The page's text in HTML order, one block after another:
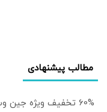
مطالب پیشنهادی
60% تخفیف ویژه جین وست + خرید در4 قسطه